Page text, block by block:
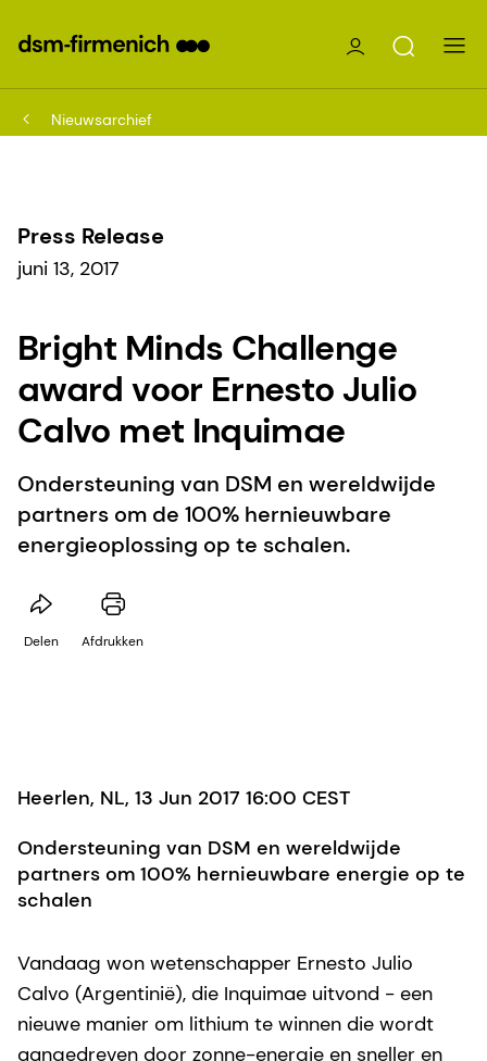
Nieuwsarchief
Press Release
juni 13, 2017
Bright Minds Challenge
award voor Ernesto Julio
Calvo met Inquimae
Ondersteuning van DSM en wereldwijde
partners om de 100% hernieuwbare
energieoplossing op te schalen.
Delen Afdrukken
Heerlen, NL, 13 Jun 2017 16:00 CEST
Ondersteuning van DSM en wereldwijde
partners om 100% hernieuwbare energie op te
schalen
Vandaag won wetenschapper Ernesto Julio
Calvo (Argentinië), die Inquimae uitvond - een
nieuwe manier om lithium te winnen die wordt
aangedreven door zonne-energie en sneller en